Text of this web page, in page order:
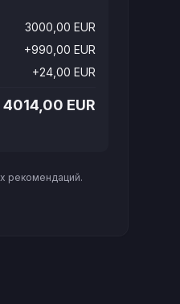
3000,00 EUR
+990,00 EUR
+24,00 EUR
4014,00 EUR
рекомендаций.